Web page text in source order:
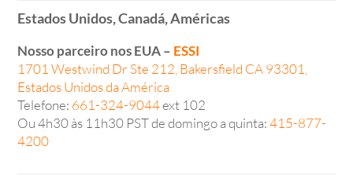
Estados Unidos, Canadá, Américas
Nosso parceiro nos EUA – ESSI
1701 Westwind Dr Ste 212, Bakersfield CA 93301,
Estados Unidos da América
Telefone: 661-324-9044ext 102
Ou 4h30 às 11h30 PST de domingo a quinta:415-877-
4200